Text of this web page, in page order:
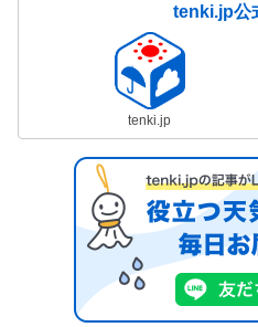
tenki.jp公
tenki.jp